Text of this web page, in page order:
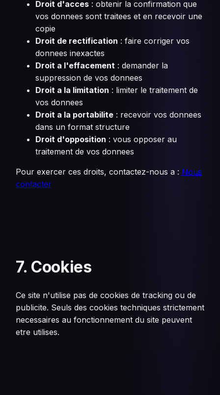
Droit d'acces : obtenir la confirmation que
vos donnees sont traitees et en recevoir une
copie
Droit de rectification : faire corriger vos
donnees inexactes
Droit a l'effacement : demander la
suppression de vos donnees
Droit a la limitation : limiter le traitement de
vos donnees
Droit a la portabilite : recevoir vos donnees
dans un format structure
Droit d'opposition : vous opposer au
traitement de vos donnees
Pour exercer ces droits, contactez-nous a : Nous
contacter
7. Cookies
Ce site n'utilise pas de cookies de tracking ou de
publicite. Seuls des cookies techniques strictement
necessaires au fonctionnement du site peuvent
etre utilises.